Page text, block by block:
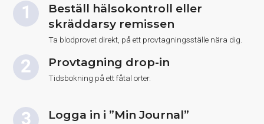
Beställ hälsokontroll eller
skräddarsy remissen
Ta blodprovet direkt, på ett provtagningsställe nära dig.
Provtagning drop-in
Tidsbokning på ett fåtal orter.
Logga in i ”Min Journal”